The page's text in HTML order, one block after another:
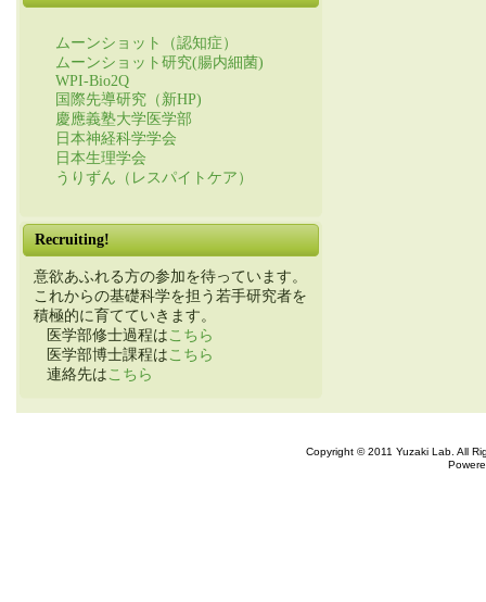
ムーンショット（認知症）
ムーンショット研究(腸内細菌)
WPI-Bio2Q
国際先導研究（新HP)
慶應義塾大学医学部
日本神経科学学会
日本生理学会
うりずん（レスパイトケア）
Recruiting!
意欲あふれる方の参加を待っています。
これからの基礎科学を担う若手研究者を
積極的に育てていきます。
医学部修士過程は こちら
医学部博士課程は こちら
連絡先は こちら
Copyright © 2011 Yuzaki Lab. All